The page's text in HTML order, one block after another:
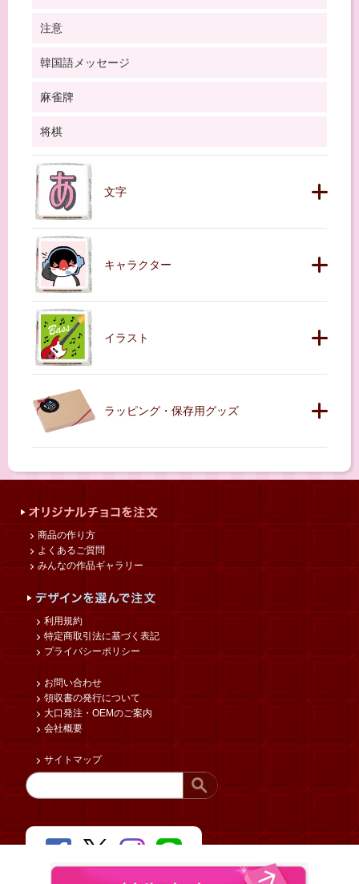
注意
韓国語メッセージ
麻雀牌
将棋
文字
キャラクター
イラスト
ラッピング・保存用グッズ
商品の作り方
よくあるご質問
みんなの作品ギャラリー
利用規約
特定商取引法に基づく表記
プライバシーポリシー
お問い合わせ
領収書の発行について
大口発注・OEMのご案内
会社概要
サイトマップ